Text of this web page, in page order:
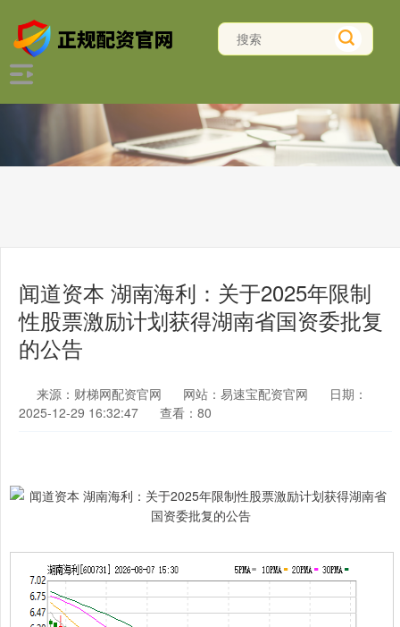
闻道资本 湖南海利：关于2025年限制
性股票激励计划获得湖南省国资委批复
的公告
来源：财梯网配资官网 网站：易速宝配资官网
日期：
2025-12-29 16:32:47
查看：80